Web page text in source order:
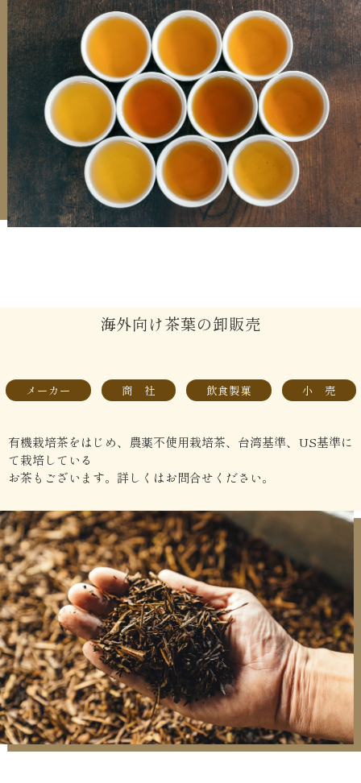
海外向け茶葉の卸販売
メーカー 商 社 飲食製菓 小 売
有機栽培茶をはじめ、農薬不使用栽培茶、台湾基準、US基準に
て栽培している
お茶もございます。詳しくはお問合せください。